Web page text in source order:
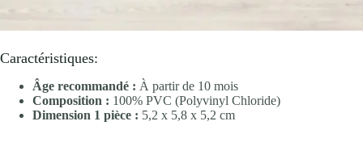
Caractéristiques:
Âge recommandé : À partir de 10 mois
Composition : 100% PVC (Polyvinyl Chloride)
Dimension 1 pièce : 5,2 x 5,8 x 5,2 cm